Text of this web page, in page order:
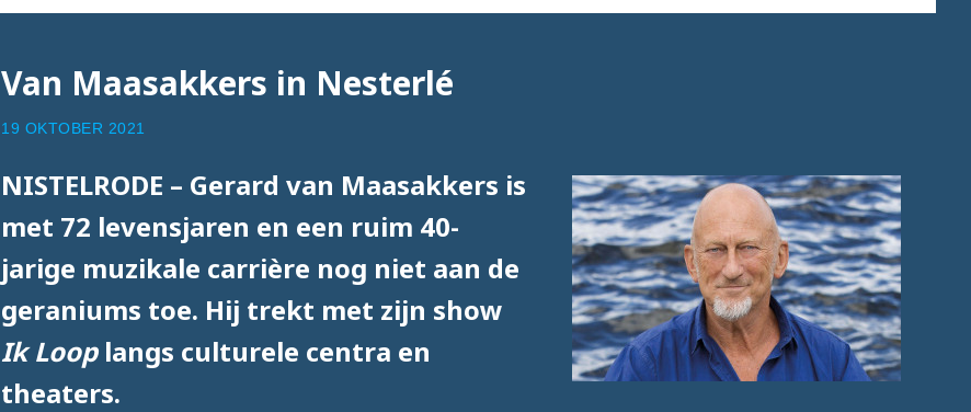
Van Maasakkers in Nesterlé
19 OKTOBER 2021
NISTELRODE – Gerard van Maasakkers is
met 72 levensjaren en een ruim 40-
jarige muzikale carrière nog niet aan de
geraniums toe. Hij trekt met zijn show
Ik Looplangs culturele centra en
theaters.